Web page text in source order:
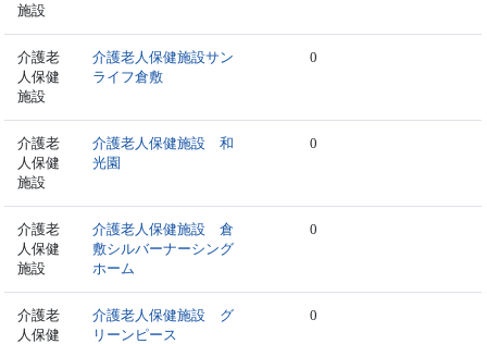
施設
介護老
人保健
施設
介護老人保健施設サン
ライフ倉敷
0
介護老
人保健
施設
介護老人保健施設 和
光園
0
介護老
人保健
施設
介護老人保健施設 倉
敷シルバーナーシング
ホーム
0
介護老
人保健
介護老人保健施設 グ
リーンピース
0